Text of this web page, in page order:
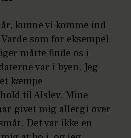
kunne vi komme ind
som for eksempel
måtte finde os i
var i byen. Jeg
kæmpe
til Alslev. Mine
givet mig allergi over
Det var ikke en